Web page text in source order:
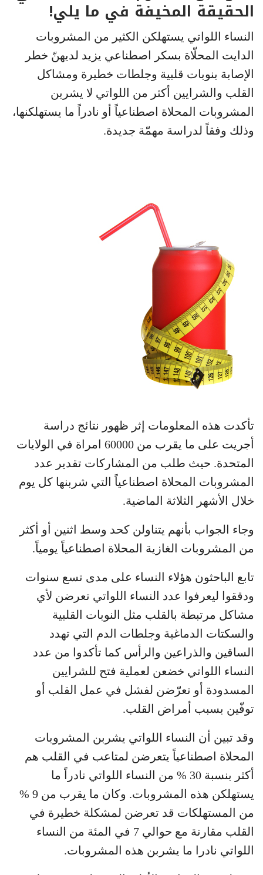
الحقيقة المخيفة في ما يلي!
النساء اللواتي يستهلكن الكثير من المشروبات
الدايت المحلّاة بسكر اصطناعي يزيد لديهنّ خطر
الإصابة بنوبات قلبية وجلطات خطيرة ومشاكل
القلب والشرايين أكثر من اللواتي لا يشربن
المشروبات المحلاة اصطناعياً أو نادراً ما يستهلكنها،
وذلك وفقاً لدراسة مهمّة جديدة.
تأكدت هذه المعلومات إثر ظهور نتائج دراسة
أجريت على ما يقرب من 60000 امراة في الولايات
المتحدة. حيث طلب من المشاركات تقدير عدد
المشروبات المحلاة اصطناعياً التي شربنها كل يوم
خلال الأشهر الثلاثة الماضية.
وجاء الجواب بأنهم يتناولن كحد وسط اثنين أو أكثر
من المشروبات الغازية المحلاة اصطناعياً يومياً.
تابع الباحثون هؤلاء النساء على مدى تسع سنوات
ودققوا ليعرفوا عدد النساء اللواتي تعرضن لأي
مشاكل مرتبطة بالقلب مثل النوبات القلبية
والسكتات الدماغية وجلطات الدم التي تهدد
الساقين والذراعين والرأس كما تأكدوا من عدد
النساء اللواتي خضعن لعملية فتح للشرايين
المسدودة أو تعرّضن لفشل في عمل القلب أو
توفّين بسبب أمراض القلب.
وقد تبين أن النساء اللواتي يشربن المشروبات
المحلاة اصطناعياً يتعرضن لمتاعب في القلب هم
أكثر بنسبة 30 % من النساء اللواتي نادراً ما
يستهلكن هذه المشروبات. وكان ما يقرب من 9 %
من المستهلكات قد تعرضن لمشكلة خطيرة في
القلب مقارنة مع حوالي 7 في المئة من النساء
اللواتي نادرا ما يشربن هذه المشروبات.